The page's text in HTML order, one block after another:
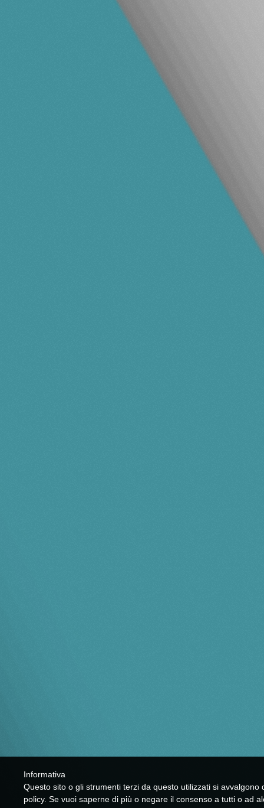
Informativa
Questo sito o gli strumenti terzi da questo utilizzati si
policy. Se vuoi saperne di più o negare il consenso a tutti o ad